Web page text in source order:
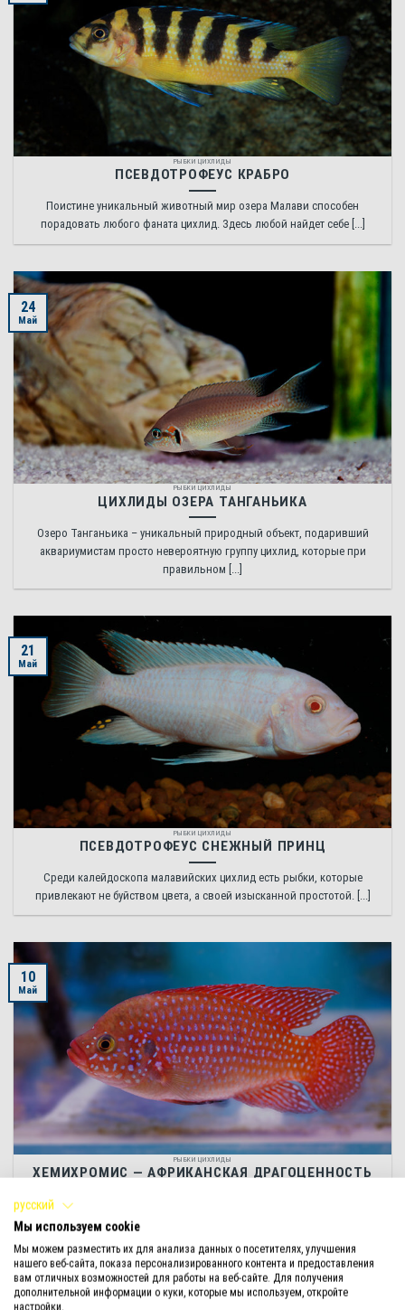
РЫБКИ ЦИХЛИДЫ
ПСЕВДОТРОФЕУС КРАБРО
Поистине уникальный животный мир озера Малави способен
порадовать любого фаната цихлид. Здесь любой найдет себе [...]
РЫБКИ ЦИХЛИДЫ
ЦИХЛИДЫ ОЗЕРА ТАНГАНЬИКА
Озеро Танганьика – уникальный природный объект, подаривший
аквариумистам просто невероятную группу цихлид, которые при
правильном [...]
24
Май
РЫБКИ ЦИХЛИДЫ
ПСЕВДОТРОФЕУС СНЕЖНЫЙ ПРИНЦ
Среди калейдоскопа малавийских цихлид есть рыбки, которые
привлекают не буйством цвета, а своей изысканной простотой. [...]
21
Май
РЫБКИ ЦИХЛИДЫ
ХЕМИХРОМИС — АФРИКАНСКАЯ ДРАГОЦЕННОСТЬ
Некоторые аквариумные рыбки настолько яркие, что их окрестили
драгоценными. И прежде всего это относится к [...]
10
Май
09
русский
Мы используем cookie
Мы можем разместить их для анализа данных о посетителях, улучшения
нашего веб-сайта, показа персонализированного контента и предоставления
вам отличных возможностей для работы на веб-сайте. Для получения
дополнительной информации о куки, которые мы используем, откройте
настройки.